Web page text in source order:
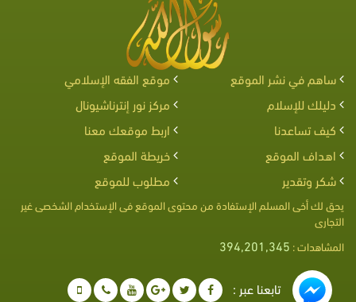
ساهم في نشر الموقع
موقع الفقه الإسلامي
دليلك للإسلام
مركز نور إنترناشيونال
كيف تساعدنا
اربط موقعك معنا
اهداف الموقع
خريطة الموقع
شكر وتقدير
مطلوب للموقع
يحق لك أخى المسلم الإستفادة من محتوى الموقع فى الإستخدام الشخصى غير
التجارى
المشاهدات : 394,201,345
تابعنا عبر :